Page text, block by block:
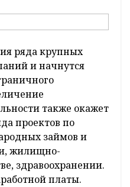
ряда крупных
и начнутся
также окажет
проектов по
займов и
жилищно-
здравоохранении.
платы.